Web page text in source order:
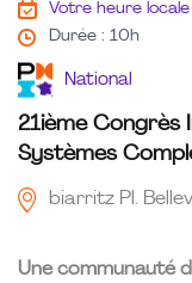
Votre heure locale
Durée : 10h
National
21ième Congrès
Systèmes
biarritz Pl.
Une communauté